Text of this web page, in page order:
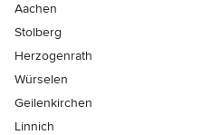
Aachen
Stolberg
Herzogenrath
Würselen
Geilenkirchen
Linnich